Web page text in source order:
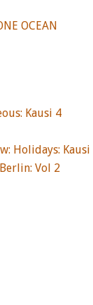
OCEAN
Kausi 4
Holidays: Kausi
Vol 2